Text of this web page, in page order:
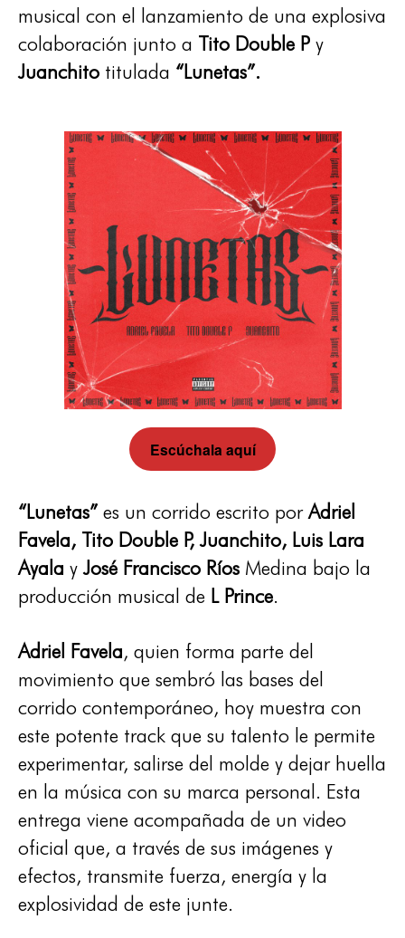
musical con el lanzamiento de una explosiva
colaboración junto a Tito Double P y
Juanchito titulada “Lunetas”.
Escúchala aquí
“Lunetas”es un corrido escrito porAdriel
Favela, Tito Double P, Juanchito, Luis Lara
Ayala y José Francisco Ríos Medina bajo la
producción musical de L Prince.
Adriel Favela, quien forma parte del
movimiento que sembró las bases del
corrido contemporáneo, hoy muestra con
este potente track que su talento le permite
experimentar, salirse del molde y dejar huella
en la música con su marca personal. Esta
entrega viene acompañada de un video
oficial que, a través de sus imágenes y
efectos, transmite fuerza, energía y la
explosividad de este junte.